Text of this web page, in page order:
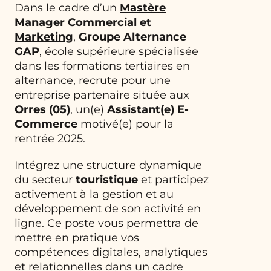
Dans le cadre d’un Mastère
Manager Commercial et
Marketing, Groupe Alternance
GAP, école supérieure spécialisée
dans les formations tertiaires en
alternance, recrute pour une
entreprise partenaire située aux
Orres (05), un(e) Assistant(e) E-
Commerce motivé(e) pour la
rentrée 2025.
Intégrez une structure dynamique
du secteur touristique et participez
activement à la gestion et au
développement de son activité en
ligne. Ce poste vous permettra de
mettre en pratique vos
compétences digitales, analytiques
et relationnelles dans un cadre